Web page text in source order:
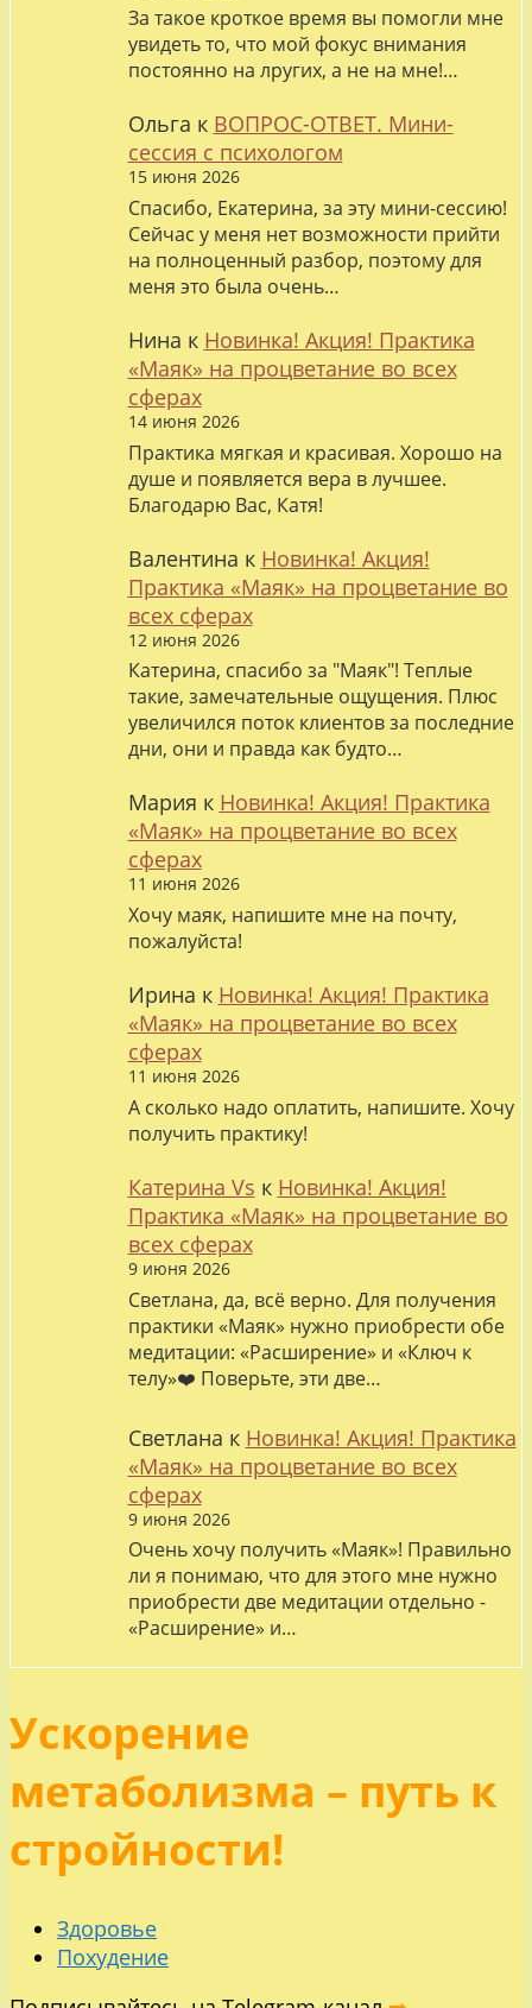
За такое кроткое время вы помогли мне
увидеть то, что мой фокус внимания
постоянно на лругих, а не на мне!…
Ольга к ВОПРОС-ОТВЕТ. Мини-
сессия с психологом
15 июня 2026
Спасибо, Екатерина, за эту мини-сессию!
Сейчас у меня нет возможности прийти
на полноценный разбор, поэтому для
меня это была очень…
Нина к Новинка! Акция! Практика
«Маяк» на процветание во всех
сферах
14 июня 2026
Практика мягкая и красивая. Хорошо на
душе и появляется вера в лучшее.
Благодарю Вас, Катя!
Валентина к Новинка! Акция!
Практика «Маяк» на процветание во
всех сферах
12 июня 2026
Катерина, спасибо за "Маяк"! Теплые
такие, замечательные ощущения. Плюс
увеличился поток клиентов за последние
дни, они и правда как будто…
Мария к Новинка! Акция! Практика
«Маяк» на процветание во всех
сферах
11 июня 2026
Хочу маяк, напишите мне на почту,
пожалуйста!
Ирина к Новинка! Акция! Практика
«Маяк» на процветание во всех
сферах
11 июня 2026
А сколько надо оплатить, напишите. Хочу
получить практику!
Катерина Vs к Новинка! Акция!
Практика «Маяк» на процветание во
всех сферах
9 июня 2026
Светлана, да, всё верно. Для получения
практики «Маяк» нужно приобрести обе
медитации: «Расширение» и «Ключ к
телу»❤️ Поверьте, эти две…
Светлана к Новинка! Акция! Практика
«Маяк» на процветание во всех
сферах
9 июня 2026
Очень хочу получить «Маяк»! Правильно
ли я понимаю, что для этого мне нужно
приобрести две медитации отдельно -
«Расширение» и…
Ускорение
метаболизма – путь к
стройности!
Здоровье
Похудение